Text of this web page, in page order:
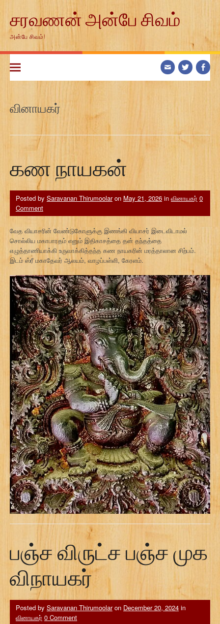
contentசரவணன் அன்பே சிவம்
அன்பே சிவம்!
வினாயகர்
கண நாயகன்
Posted by Saravanan Thirumoolaron May 21, 2026 in வினாயகர் 0
Comment
வேத வியாசரின் வேண்டுகோளுக்கு இணங்கி வியாசர் இடைவிடாமல்
சொல்லிய மகாபாரதம் எனும் இதிகாசத்தை தன் தந்தத்தை
எழுத்தாணியாக்கி உருவாக்கித்தந்த கண நாயகரின் மரத்தாலான சிற்பம்.
இடம் ஸ்ரீ மகாதேவர் ஆலயம், வாழப்பள்ளி, கேரளம்.
பஞ்ச விருட்ச பஞ்ச முக
விநாயகர்
Posted by Saravanan Thirumoolaron December 20, 2024 in
வினாயகர் 0 Comment